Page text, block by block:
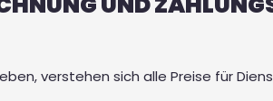
verstehen sich alle Preise für